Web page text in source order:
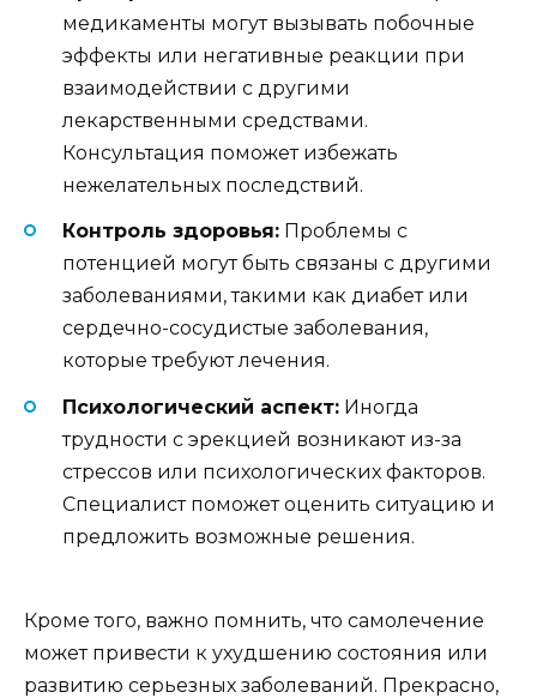
медикаменты могут вызывать побочные
эффекты или негативные реакции при
взаимодействии с другими
лекарственными средствами.
Консультация поможет избежать
нежелательных последствий.
Контроль здоровья: Проблемы с
потенцией могут быть связаны с другими
заболеваниями, такими как диабет или
сердечно-сосудистые заболевания,
которые требуют лечения.
Психологический аспект: Иногда
трудности с эрекцией возникают из-за
стрессов или психологических факторов.
Специалист поможет оценить ситуацию и
предложить возможные решения.
Кроме того, важно помнить, что самолечение
может привести к ухудшению состояния или
развитию серьезных заболеваний. Прекрасно,